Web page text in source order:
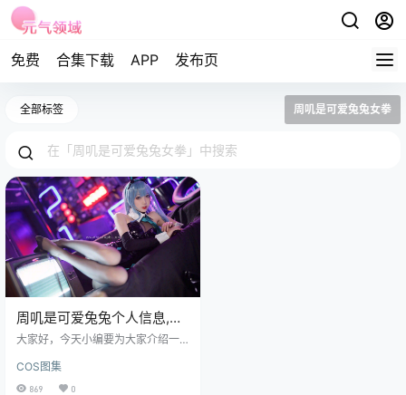
免费 合集下载 APP 发布页
全部标签 周叽是可爱兔兔女拳
周叽是可爱兔兔个人信息,全
部高清cos图集赏析
大家好，今天小编要为大家介绍一
兔！关于她的个人信息，我和大家
介绍一下：这位妹子来自北京，9月
COS图集
869 0